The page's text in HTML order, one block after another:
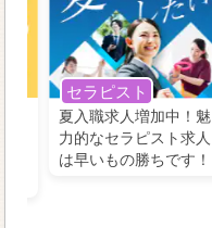
セラピスト
夏入職求人増加中！魅
力的なセラピスト求人
は早いもの勝ちです！